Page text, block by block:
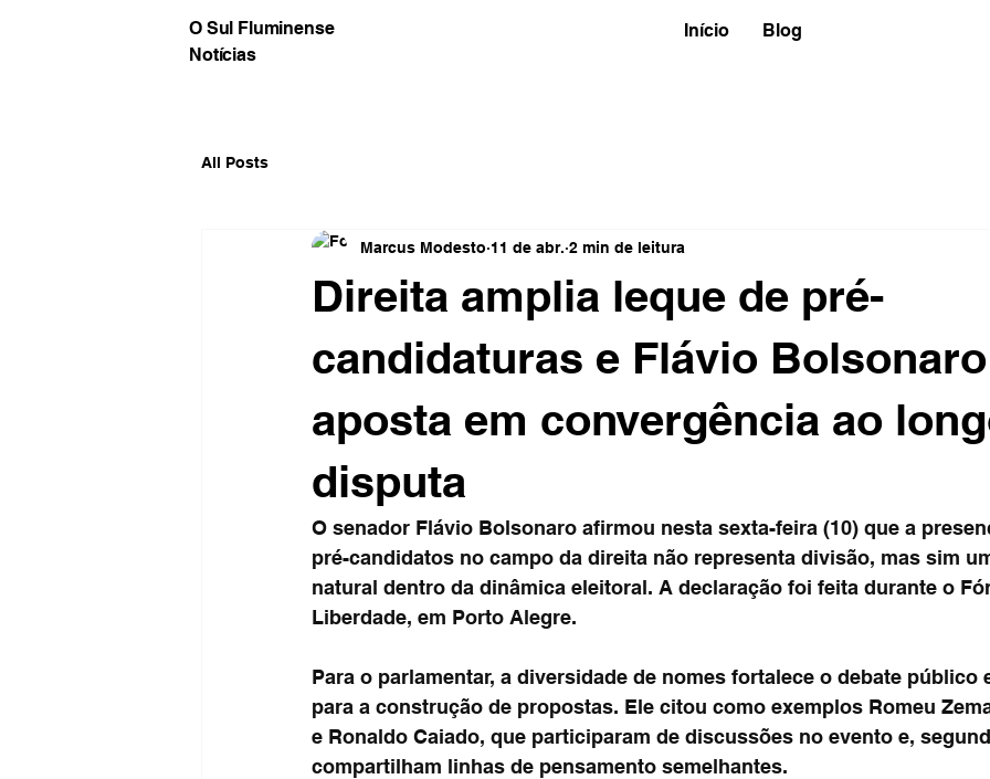
O Sul Fluminense
Notícias
Início Blog
All Posts
Direita amplia leque de pré-
candidaturas e Flávio Bolsonaro
aposta em convergência ao
disputa
Marcus Modesto 11 de abr. 2 min de leitura
O senador Flávio Bolsonaro afirmou nesta sexta-feira (10) que a
pré-candidatos no campo da direita não representa divisão, mas sim
natural dentro da dinâmica eleitoral. A declaração foi feita durante o
Liberdade, em Porto Alegre.
Para o parlamentar, a diversidade de nomes fortalece o debate público
para a construção de propostas. Ele citou como exemplos Romeu
e Ronaldo Caiado, que participaram de discussões no evento e,
compartilham linhas de pensamento semelhantes.